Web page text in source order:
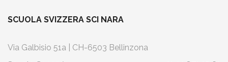
SCUOLA SVIZZERA SCI NARA
Via Galbisio 51a | CH-6503 Bellinzona